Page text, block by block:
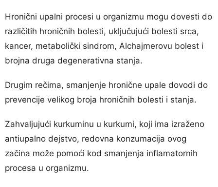
Hronični upalni procesi u organizmu mogu dovesti do
različitih hroničnih bolesti, uključujući bolesti srca,
kancer, metabolički sindrom, Alchajmerovu bolest i
brojna druga degenerativna stanja.
Drugim rečima, smanjenje hronične upale dovodi do
prevencije velikog broja hroničnih bolesti i stanja.
Zahvaljujući kurkuminu u kurkumi, koji ima izraženo
antiupalno dejstvo, redovna konzumacija ovog
začina može pomoći kod smanjenja inflamatornih
procesa u organizmu.